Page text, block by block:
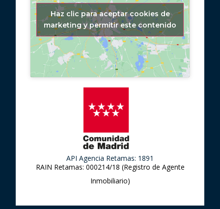
Haz clic para aceptar cookies de
marketing y permitir este contenido
API Agencia Retamas: 1891
RAIN Retamas: 000214/18 (Registro de Agente
Inmobiliario)